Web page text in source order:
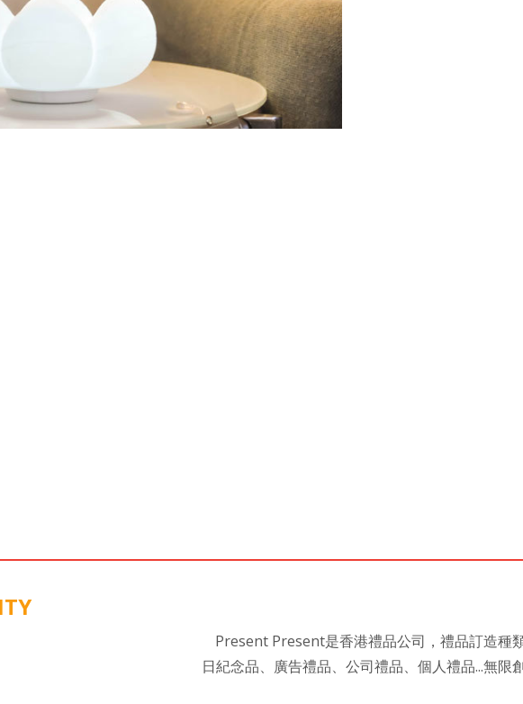
Present Present是香港禮品公司，禮品訂造種
日紀念品、廣告禮品、公司禮品、個人禮品...無